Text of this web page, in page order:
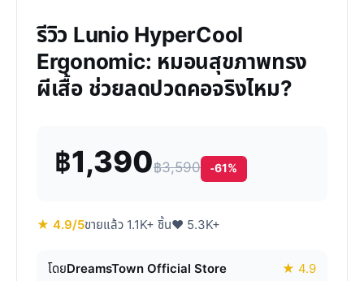
รีวิว Lunio HyperCool
Ergonomic: หมอนสุขภาพทรง
ผีเสื้อ ช่วยลดปวดคอจริงไหม?
฿1,390฿3,590 -61%
★ 4.9/5ขายแล้ว 1.1K+ ชิ้น♥ 5.3K+
โดยDreamsTown Official Store ★ 4.9